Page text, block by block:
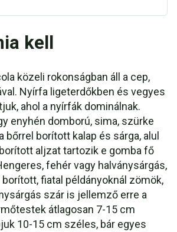
kell
közeli rokonságban áll a cep,
Nyírfa ligeterdőkben és vegyes
ahol a nyírfák dominálnak.
enyhén domború, sima, szürke
bőrrel borított kalap és sárga, alul
aljzat tartozik e gomba fő
fehér vagy halványsárgás,
fiatal példányoknál zömök,
szár is jellemző erre a
átlagosan 7-15 cm
10-15 cm széles, bár egyes